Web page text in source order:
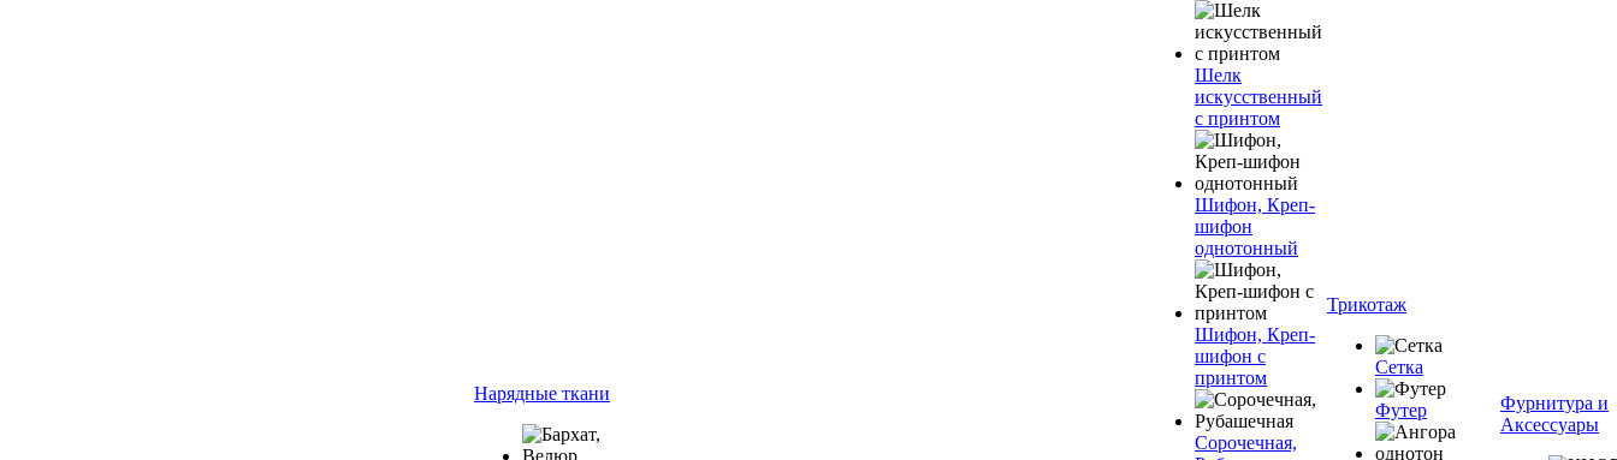
Нарядные ткани
Шелк
искусственный
с принтом
Шифон, Креп-
шифон
однотонный
Шифон, Креп-
шифон с
принтом
Сорочечная,
Трикотаж
Сетка
Футер
Фурнитура и
Аксессуары